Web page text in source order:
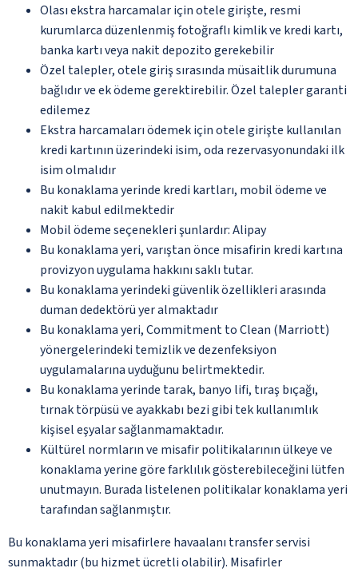
Olası ekstra harcamalar için otele girişte, resmi
kurumlarca düzenlenmiş fotoğraflı kimlik ve kredi kartı,
banka kartı veya nakit depozito gerekebilir
Özel talepler, otele giriş sırasında müsaitlik durumuna
bağlıdır ve ek ödeme gerektirebilir. Özel talepler garanti
edilemez
Ekstra harcamaları ödemek için otele girişte kullanılan
kredi kartının üzerindeki isim, oda rezervasyonundaki ilk
isim olmalıdır
Bu konaklama yerinde kredi kartları, mobil ödeme ve
nakit kabul edilmektedir
Mobil ödeme seçenekleri şunlardır: Alipay
Bu konaklama yeri, varıştan önce misafirin kredi kartına
provizyon uygulama hakkını saklı tutar.
Bu konaklama yerindeki güvenlik özellikleri arasında
duman dedektörü yer almaktadır
Bu konaklama yeri, Commitment to Clean (Marriott)
yönergelerindeki temizlik ve dezenfeksiyon
uygulamalarına uyduğunu belirtmektedir.
Bu konaklama yerinde tarak, banyo lifi, tıraş bıçağı,
tırnak törpüsü ve ayakkabı bezi gibi tek kullanımlık
kişisel eşyalar sağlanmamaktadır.
Kültürel normların ve misafir politikalarının ülkeye ve
konaklama yerine göre farklılık gösterebileceğini lütfen
unutmayın. Burada listelenen politikalar konaklama yeri
tarafından sağlanmıştır.
Bu konaklama yeri misafirlere havaalanı transfer servisi
sunmaktadır (bu hizmet ücretli olabilir). Misafirler